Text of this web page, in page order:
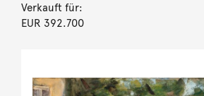
Verkauft für:
EUR 392.700